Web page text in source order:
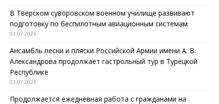
В Тверском суворовском военном училище развивают
подготовку по беспилотным авиационным системам
03.07.2026
Ансамбль песни и пляски Российской Армии имени А. В.
Александрова продолжает гастрольный тур в Турецкой
Республике
03.07.2026
Продолжается ежедневная работа с гражданами на